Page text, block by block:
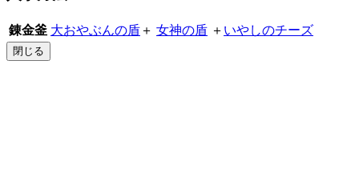
錬金釜 大おやぶんの盾＋ 女神の盾 ＋ いやしのチーズ
閉じる